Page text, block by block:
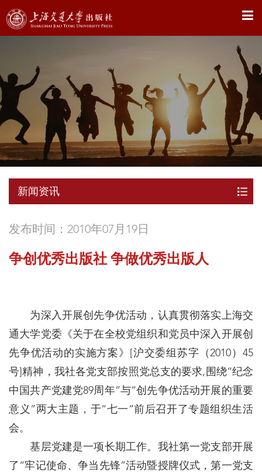
X
新闻资讯
发布时间：2010年07月19日
争创优秀出版社 争做优秀出版人
为深入开展创先争优活动，认真贯彻落实上海交
通大学党委《关于在全校党组织和党员中深入开展创
先争优活动的实施方案》[沪交委组苏字（2010）45
号]精神，我社各党支部按照党总支的要求,围绕“纪念
中国共产党建党89周年”与“创先争优活动开展的重要
意义”两大主题，于“七一”前后召开了专题组织生活
会。
基层党建是一项长期工作。我社第一党支部开展
了“牢记使命、争当先锋”活动暨授牌仪式，第一党支